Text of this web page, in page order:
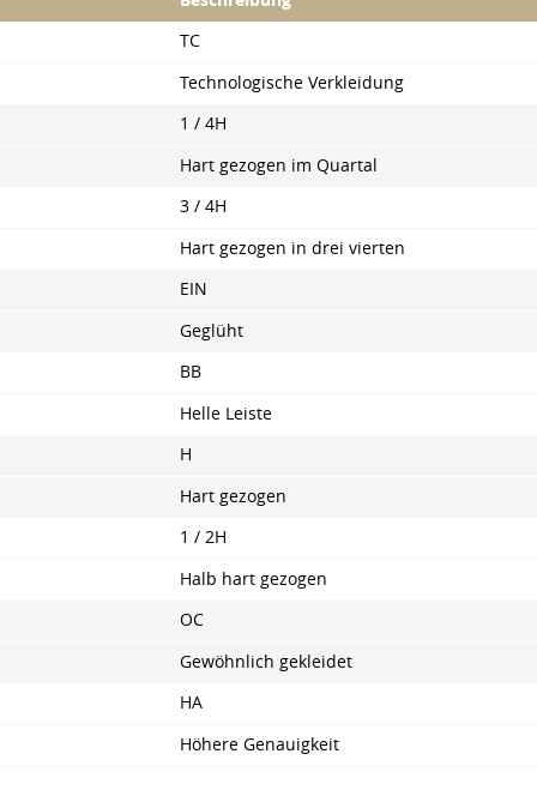
TC
Technologische Verkleidung
1 / 4H
Hart gezogen im Quartal
3 / 4H
Hart gezogen in drei vierten
EIN
Geglüht
BB
Helle Leiste
H
Hart gezogen
1 / 2H
Halb hart gezogen
OC
Gewöhnlich gekleidet
HA
Höhere Genauigkeit